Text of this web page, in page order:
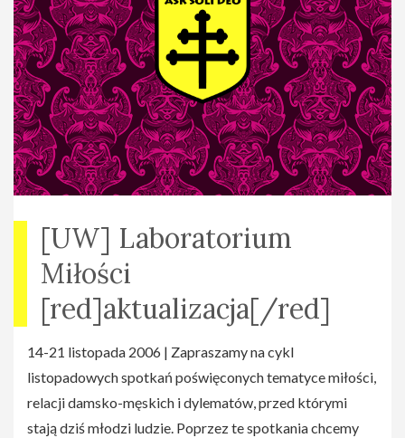
[UW] Laboratorium
Miłości
[red]aktualizacja[/red]
14-21 listopada 2006 | Zapraszamy na cykl
listopadowych spotkań poświęconych tematyce miłości,
relacji damsko-męskich i dylematów, przed którymi
stają dziś młodzi ludzie. Poprzez te spotkania chcemy